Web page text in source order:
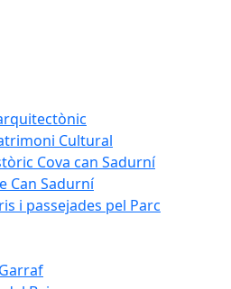
Cultural
Cova can Sadurní
Can Sadurní
i passejades pel Parc